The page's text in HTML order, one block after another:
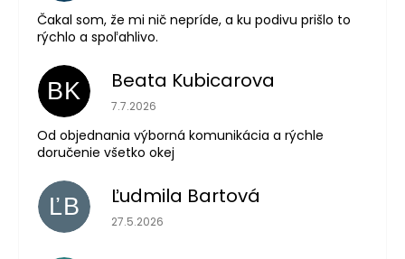
Čakal som, že mi nič nepríde, a ku podivu prišlo to
rýchlo a spoľahlivo.
BK Beata Kubicarova
Hodnotenie obchodu je 5 z 5 hviezdičiek.
7.7.2026
Od objednania výborná komunikácia a rýchle
doručenie všetko okej
ĽB Ľudmila Bartová
Hodnotenie obchodu je 5 z 5 hviezdičiek.
27.5.2026